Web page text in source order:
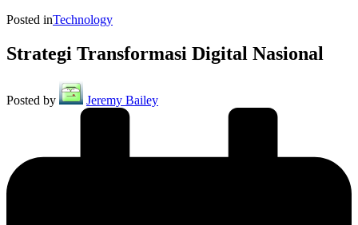
Posted inTechnology
Strategi Transformasi Digital Nasional
Posted by Jeremy Bailey